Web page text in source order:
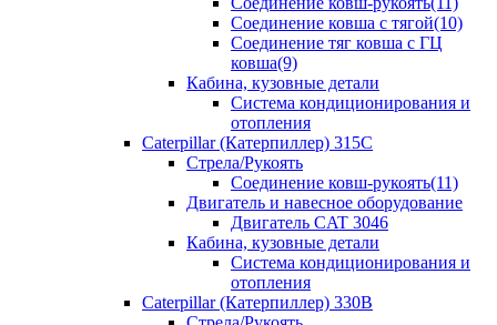
Соединение ковша с тягой(10)
Соединение тяг ковша с ГЦ
ковша(9)
Кабина, кузовные детали
Система кондиционирования и
отопления
Caterpillar (Катерпиллер) 315C
Стрела/Рукоять
Соединение ковш-рукоять(11)
Двигатель и навесное оборудование
Двигатель CAT 3046
Кабина, кузовные детали
Система кондиционирования и
отопления
Caterpillar (Катерпиллер) 330B